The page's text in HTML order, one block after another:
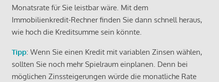
Monatsrate für Sie leistbar wäre. Mit dem
Immobilienkredit-Rechner finden Sie dann schnell heraus,
wie hoch die Kreditsumme sein könnte.
Tipp: Wenn Sie einen Kredit mit variablen Zinsen wählen,
sollten Sie noch mehr Spielraum einplanen. Denn bei
möglichen Zinssteigerungen würde die monatliche Rate